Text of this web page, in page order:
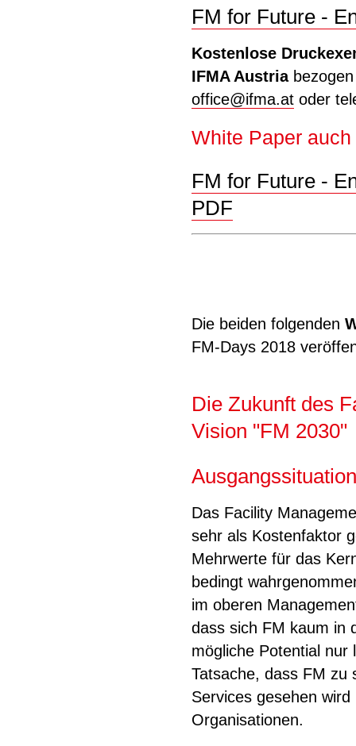
FM for Future -
Kostenlose
IFMA Austriabezogen
office@ifma.at oder
White Paper
FM for Future -
PDF
Die beiden folgenden
FM-Days 2018
Die Zukunft des
Vision "FM 2030"
Ausgangssituation
Das Facility
sehr als Kostenfaktor
Mehrwerte für das
bedingt
im oberen
dass sich FM kaum in
mögliche Potential
Tatsache, dass FM zu
Services gesehen
Organisationen.